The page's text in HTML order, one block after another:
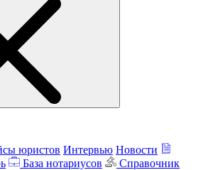
юристов Интервью Новости
База нотариусов
Справочник